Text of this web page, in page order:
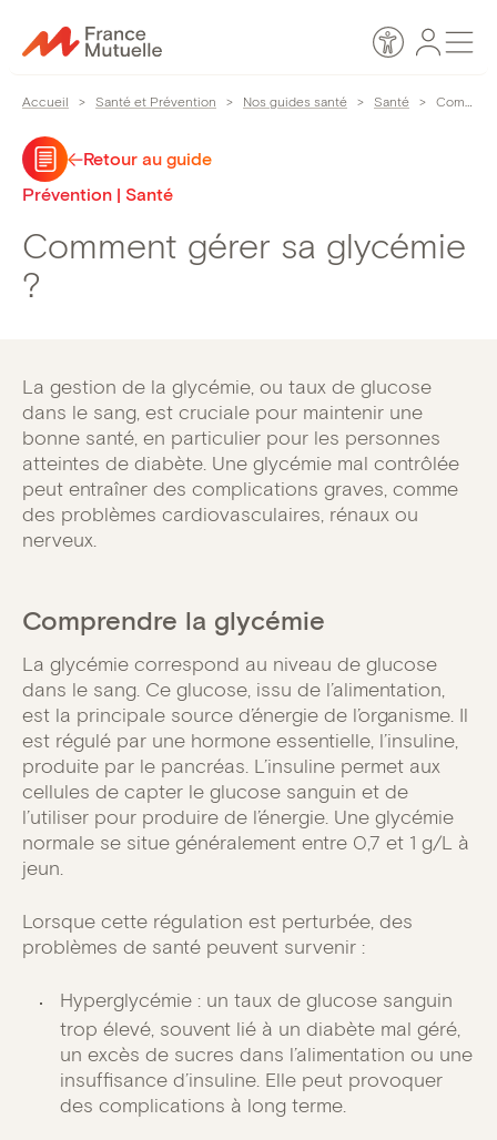
au
Accessibilité
Espace
Accueil > Santé et Prévention > Nos guides santé > Santé > Comment gérer sa glycémie ?
Retour au guide
Prévention | Santé
Comment gérer sa glycémie
?
La gestion de la glycémie, ou taux de glucose
dans le sang, est cruciale pour maintenir une
bonne santé, en particulier pour les personnes
atteintes de diabète. Une glycémie mal contrôlée
peut entraîner des complications graves, comme
des problèmes cardiovasculaires, rénaux ou
nerveux.
Comprendre la glycémie
La glycémie correspond au niveau de glucose
dans le sang. Ce glucose, issu de l’alimentation,
est la principale source d’énergie de l’organisme. Il
est régulé par une hormone essentielle, l’insuline,
produite par le pancréas. L’insuline permet aux
cellules de capter le glucose sanguin et de
l’utiliser pour produire de l’énergie. Une glycémie
normale se situe généralement entre 0,7 et 1 g/L à
jeun.
Lorsque cette régulation est perturbée, des
problèmes de santé peuvent survenir :
Hyperglycémie : un taux de glucose sanguin
trop élevé, souvent lié à un diabète mal géré,
un excès de sucres dans l’alimentation ou une
insuffisance d’insuline. Elle peut provoquer
des complications à long terme.